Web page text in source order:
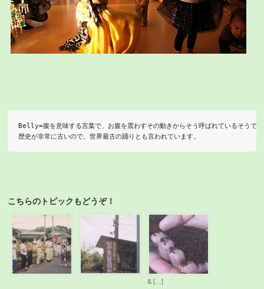
Belly=腹を意味する言葉で、お腹を震わすその動きからそう呼ばれているそうで
歴史が非常に古いので、世界最古の踊りとも言われています。
こちらのトピックもどうぞ！
よ
う
声
か
緊
警
報
の
設& […]